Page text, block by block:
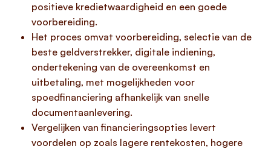
positieve kredietwaardigheid en een goede
voorbereiding.
Het proces omvat voorbereiding, selectie van de
beste geldverstrekker, digitale indiening,
ondertekening van de overeenkomst en
uitbetaling, met mogelijkheden voor
spoedfinanciering afhankelijk van snelle
documentaanlevering.
Vergelijken van financieringsopties levert
voordelen op zoals lagere rentekosten, hogere